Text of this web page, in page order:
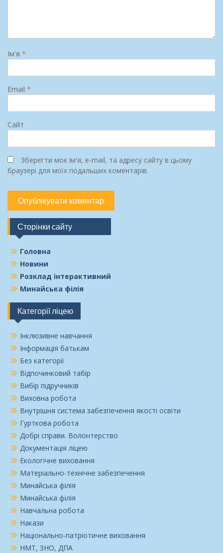
Ім'я *
Email *
Сайт
Зберегти моє ім'я, e-mail, та адресу сайту в цьому
браузері для моїх подальших коментарів.
Сторінки сайту
Головна
Новини
Розклад інтерактивний
Минайська філія
Категорії ліцею
Інклюзивне навчання
Інформація батькам
Без категорії
Відпочинковий табір
Вибір підручників
Виховна робота
Внутрішня система забезпечення якості освіти
Гурткова робота
Добрі справи. Волонтерство
Документація ліцею
Екологічне виховання
Матеріально-технічне забезпечення
Минайська філія
Минайська філія
Навчальна робота
Накази
Національно-патріотичне виховання
НМТ, ЗНО, ДПА